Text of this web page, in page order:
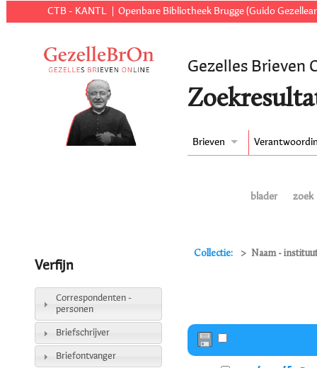
CTB - KANTL Openbare Bibliotheek Brugge (Guido
Gezelles Brieven
Brieven
blader zoek
Collectie: Naam -
Verfijn
Correspondenten -
personen
Briefschrijver
Briefontvanger